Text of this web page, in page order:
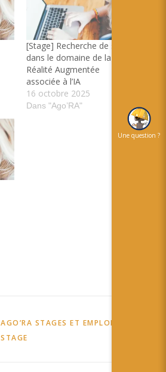
[Stage] Recherche de stage
dans le domaine de la
Réalité Augmentée
associée à l’IA
16 octobre 2025
Dans "Ago’RA"
AGO’RA STAGES ET EMPLOIS
STAGE
Une question ?